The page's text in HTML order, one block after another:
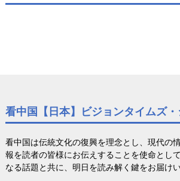
看中国【日本】ビジョンタイムズ
看中国は伝統文化の復興を理念とし、現代の
報を読者の皆様にお伝えすることを使命とし
なる話題と共に、明日を読み解く鍵をお届けい